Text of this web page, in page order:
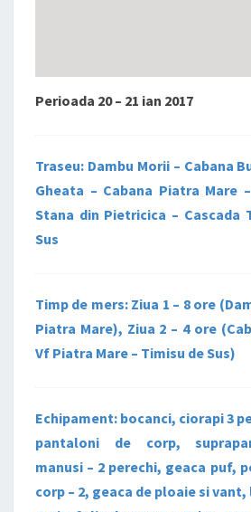
Perioada 20 – 21 ian 2017
Traseu: Dambu Morii – Cabana
Gheata – Cabana Piatra Mare
Stana din Pietricica – Cascada
Sus
Timp de mers: Ziua 1 – 8 ore
Piatra Mare), Ziua 2 – 4 ore
Vf Piatra Mare – Timisu de Sus)
Echipament: bocanci, ciorapi 3
pantaloni de corp,
manusi – 2 perechi, geaca puf,
corp – 2, geaca de ploaie si